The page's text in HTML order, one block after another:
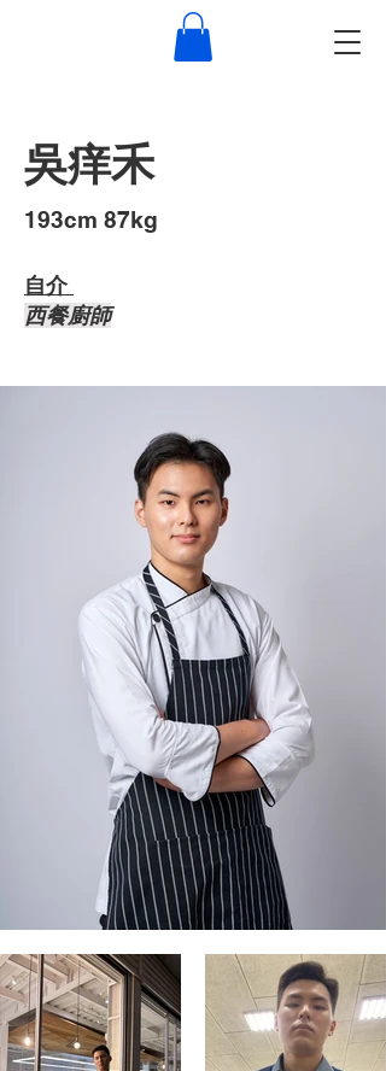
吳痒禾
193cm 87kg
自介 ​
西餐廚師